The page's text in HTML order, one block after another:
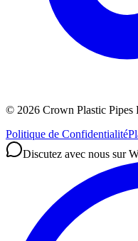
© 2026 Crown Plastic
Politique de Confidentialité
Discutez avec nous sur